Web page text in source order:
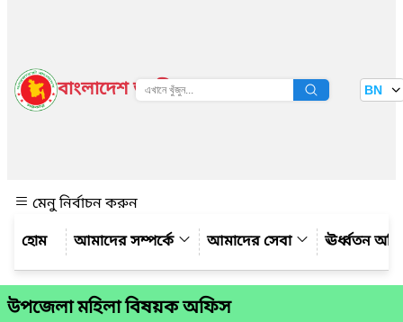
বাংলাদেশ জাতীয় তথ্য বাতায়ন BN
মেনু নির্বাচন করুন
আমাদের সম্পর্কে
আমাদের সেবা ঊর্ধ্বতন
উপজেলা মহিলা বিষয়ক অফিস